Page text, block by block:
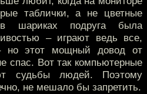
таблички, а не цветные
шариках подруга была
– играют ведь все,
но этот мощный довод от
спас. Вот так компьютерные
судьбы людей. Поэтому
не мешало бы запретить.